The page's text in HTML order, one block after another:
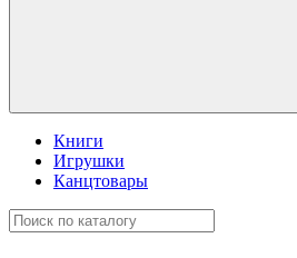
Книги
Игрушки
Канцтовары